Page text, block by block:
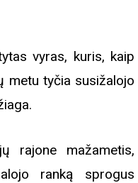
vyras, kuris, kaip
metu tyčia susižalojo
rajone mažametis,
ranką sprogus